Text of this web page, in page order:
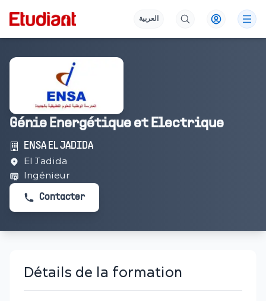
العربية
Génie Energétique et Electrique
ENSA EL JADIDA
El Jadida
Ingénieur
Contacter
Détails de la formation